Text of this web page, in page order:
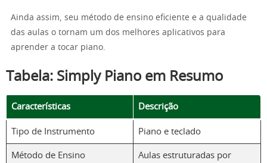
Ainda assim, seu método de ensino eficiente e a qualidade
das aulas o tornam um dos melhores aplicativos para
aprender a tocar piano.
Tabela: Simply Piano em Resumo
Características Descrição
Tipo de Instrumento Piano e teclado
Método de Ensino
Aulas estruturadas por